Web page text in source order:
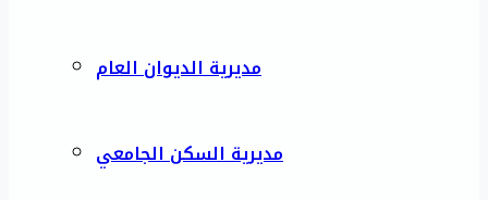
مديرية الديوان العام
مديرية السكن الجامعي